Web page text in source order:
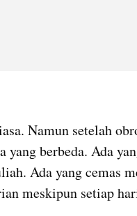
Namun setelah
berbeda. Ada
Ada yang cemas
meskipun setiap